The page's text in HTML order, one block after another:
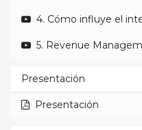
4. Cómo influye el
5. Revenue
Presentación
Presentación